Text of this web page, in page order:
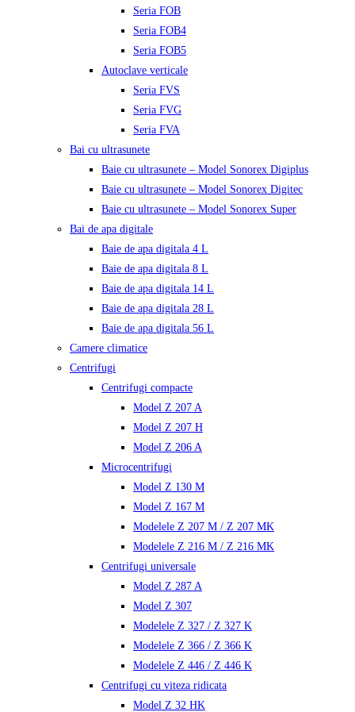
Seria FOB
Seria FOB4
Seria FOB5
Autoclave verticale
Seria FVS
Seria FVG
Seria FVA
Bai cu ultrasunete
Baie cu ultrasunete – Model Sonorex Digiplus
Baie cu ultrasunete – Model Sonorex Digitec
Baie cu ultrasunete – Model Sonorex Super
Bai de apa digitale
Baie de apa digitala 4 L
Baie de apa digitala 8 L
Baie de apa digitala 14 L
Baie de apa digitala 28 L
Baie de apa digitala 56 L
Camere climatice
Centrifugi
Centrifugi compacte
Model Z 207 A
Model Z 207 H
Model Z 206 A
Microcentrifugi
Model Z 130 M
Model Z 167 M
Modelele Z 207 M / Z 207 MK
Modelele Z 216 M / Z 216 MK
Centrifugi universale
Model Z 287 A
Model Z 307
Modelele Z 327 / Z 327 K
Modelele Z 366 / Z 366 K
Modelele Z 446 / Z 446 K
Centrifugi cu viteza ridicata
Model Z 32 HK